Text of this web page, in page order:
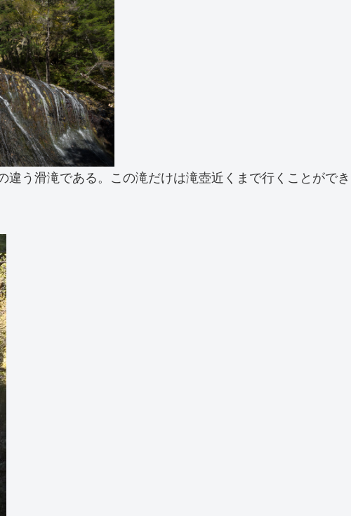
違う滑滝である。この滝だけは滝壺近くまで行くことができ